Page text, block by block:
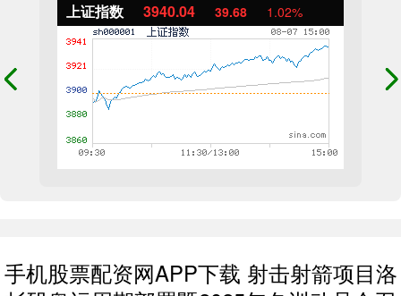
上证指数 3940.04 39.68 1.02%
手机股票配资网APP下载 射击射箭项目洛